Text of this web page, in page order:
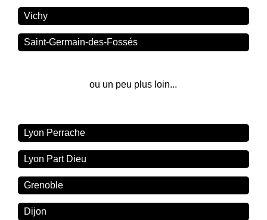
Vichy
Saint-Germain-des-Fossés
ou un peu plus loin...
Lyon Perrache
Lyon Part Dieu
Grenoble
Dijon